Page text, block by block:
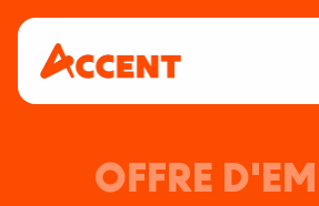
OFFRE